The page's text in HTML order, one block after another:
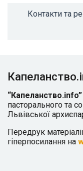
Контакти та
“Капеланство.info”
пасторального та
Львівської
Передрук
гіперпосилання на